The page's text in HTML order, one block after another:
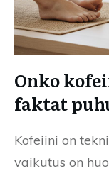
Onko
faktat
Kofeiini on
vaikutus on